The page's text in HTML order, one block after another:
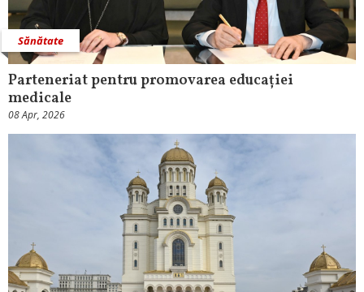
Sănătate
Parteneriat pentru promovarea educației
medicale
08 Apr, 2026